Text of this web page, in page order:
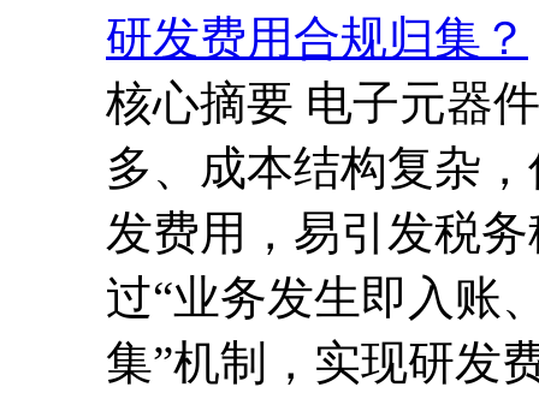
研发费用合规归集？
核心摘要 电子元器
多、成本结构复杂
发费用，易引发税
过“业务发生即入账
集”机制，实现研发